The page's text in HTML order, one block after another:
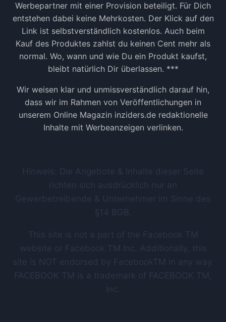
Werbepartner mit einer Provision beteiligt. Für Dich
entstehen dabei keine Mehrkosten. Der Klick auf den
Link ist selbstverständlich kostenlos. Auch beim
Kauf des Produktes zahlst du keinen Cent mehr als
normal. Wo, wann und wie Du ein Produkt kaufst,
bleibt natürlich Dir überlassen. ***
Wir weisen klar und unmissverständlich darauf hin,
dass wir im Rahmen von Veröffentlichungen in
unserem Online Magazin inziders.de redaktionelle
Inhalte mit Werbeanzeigen verlinken.
Hinweis: Die Angebote & Inhalte dieser Seite
richten sich ausdrücklich nur an
Gewerbetreibende & Unternehmer im Sinne des
§14 BGB.
This site is not a part of the Facebook TM
website or Facebook TM Inc. Additionally, this
site is NOT endorsed by FacebookTM in any way.
FACEBOOK TM is a trademark of FACEBOOK TM,
Inc.